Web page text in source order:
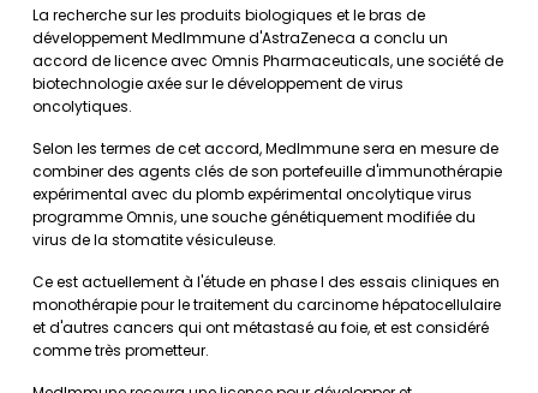
La recherche sur les produits biologiques et le bras de
développement MedImmune d'AstraZeneca a conclu un
accord de licence avec Omnis Pharmaceuticals, une société de
biotechnologie axée sur le développement de virus
oncolytiques.
Selon les termes de cet accord, MedImmune sera en mesure de
combiner des agents clés de son portefeuille d'immunothérapie
expérimental avec du plomb expérimental oncolytique virus
programme Omnis, une souche génétiquement modifiée du
virus de la stomatite vésiculeuse.
Ce est actuellement à l'étude en phase I des essais cliniques en
monothérapie pour le traitement du carcinome hépatocellulaire
et d'autres cancers qui ont métastasé au foie, et est considéré
comme très prometteur.